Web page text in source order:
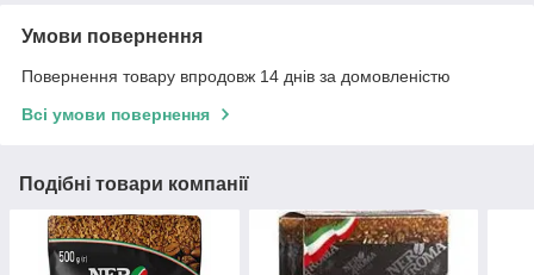
Умови повернення
Повернення товару впродовж 14 днів за домовленістю
Всі умови повернення
Подібні товари компанії